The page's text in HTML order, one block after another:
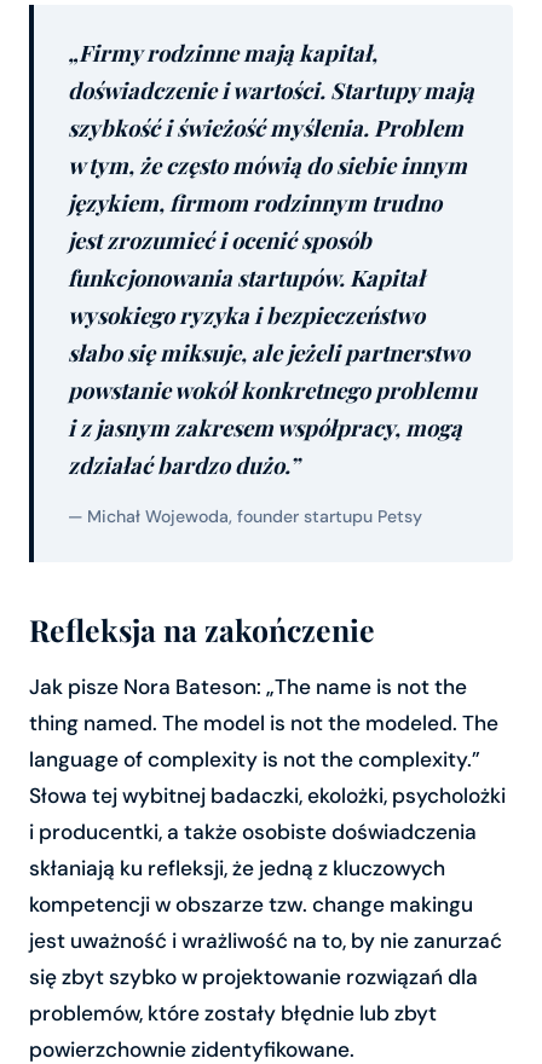
„Firmy rodzinne mają kapitał,
doświadczenie i wartości. Startupy mają
szybkość i świeżość myślenia. Problem
w tym, że często mówią do siebie innym
językiem, firmom rodzinnym trudno
jest zrozumieć i ocenić sposób
funkcjonowania startupów. Kapitał
wysokiego ryzyka i bezpieczeństwo
słabo się miksuje, ale jeżeli partnerstwo
powstanie wokół konkretnego problemu
i z jasnym zakresem współpracy, mogą
zdziałać bardzo dużo.”
— Michał Wojewoda, founder startupu Petsy
Refleksja na zakończenie
Jak pisze Nora Bateson: „The name is not the
thing named. The model is not the modeled. The
language of complexity is not the complexity.”
Słowa tej wybitnej badaczki, ekolożki, psycholożki
i producentki, a także osobiste doświadczenia
skłaniają ku refleksji, że jedną z kluczowych
kompetencji w obszarze tzw. change makingu
jest uważność i wrażliwość na to, by nie zanurzać
się zbyt szybko w projektowanie rozwiązań dla
problemów, które zostały błędnie lub zbyt
powierzchownie zidentyfikowane.